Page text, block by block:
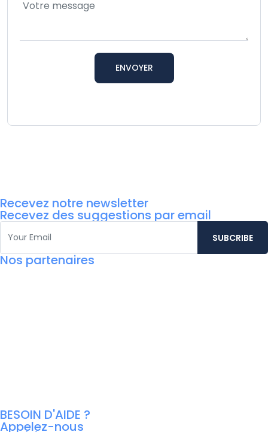
Recevez notre newsletter
Recevez des suggestions par email
Nos partenaires
BESOIN D'AIDE ?
Appelez-nous